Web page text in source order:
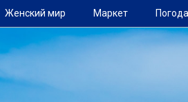
Женский мир Маркет Погода